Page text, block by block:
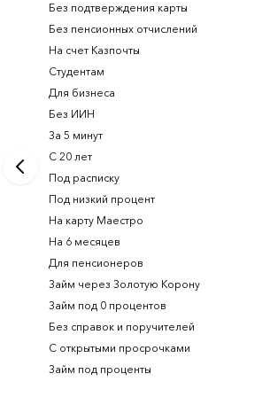
Без подтверждения карты
Без пенсионных отчислений
На счет Казпочты
Студентам
Для бизнеса
Без ИИН
За 5 минут
С 20 лет
Под расписку
Под низкий процент
На карту Маестро
На 6 месяцев
Для пенсионеров
Займ через Золотую Корону
Займ под 0 процентов
Без справок и поручителей
С открытыми просрочками
Займ под проценты